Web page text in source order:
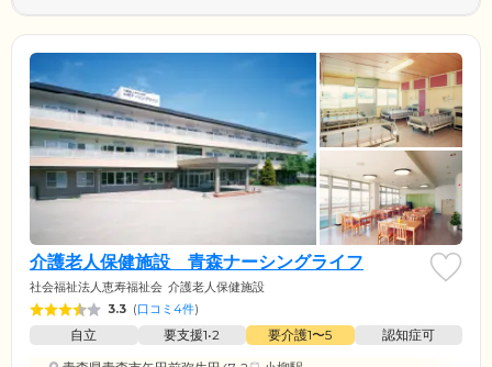
介護老人保健施設 青森ナーシングライフ
社会福祉法人恵寿福祉会 介護老人保健施設
3.3 (口コミ4件)
自立 要支援1•2 要介護1〜5
認知症可